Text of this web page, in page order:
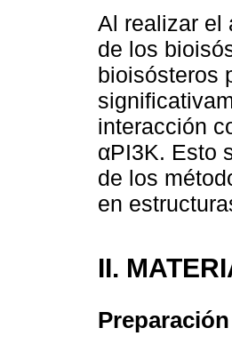
Al realizar el
de los
bioisósteros
interacción
αPI3K. Esto
de los
en
II.